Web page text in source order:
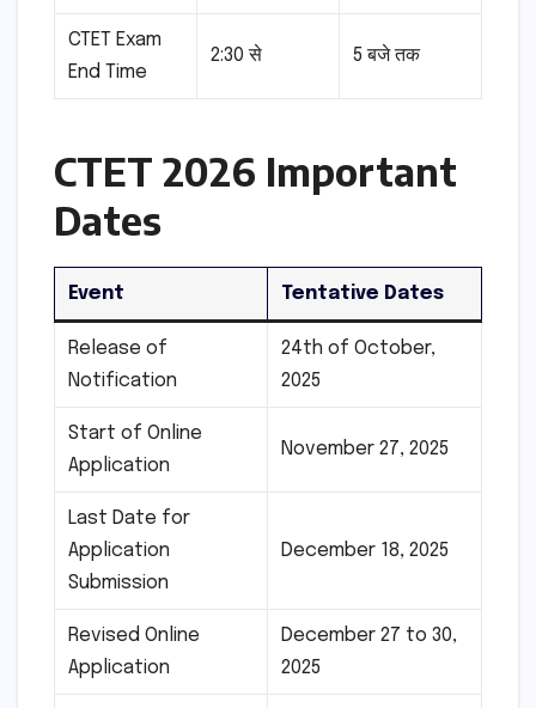
CTET Exam
End Time
2:30 से 5 बजे तक
CTET 2026 Important
Dates
Event Tentative Dates
Release of
Notification
24th of October,
2025
Start of Online
Application
November 27, 2025
Last Date for
Application
Submission
December 18, 2025
Revised Online
Application
December 27 to 30,
2025